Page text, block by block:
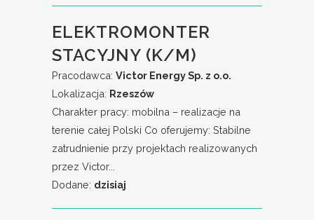
ELEKTROMONTER
STACYJNY (K/M)
Pracodawca: Victor Energy Sp. z o.o.
Lokalizacja: Rzeszów
Charakter pracy: mobilna – realizacje na
terenie całej Polski Co oferujemy: Stabilne
zatrudnienie przy projektach realizowanych
przez Victor...
Dodane: dzisiaj